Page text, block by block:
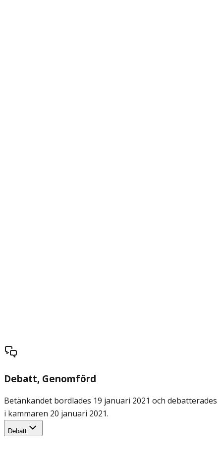
Debatt, Genomförd
Betänkandet bordlades 19 januari 2021 och debatterades
i kammaren 20 januari 2021.
Debatt